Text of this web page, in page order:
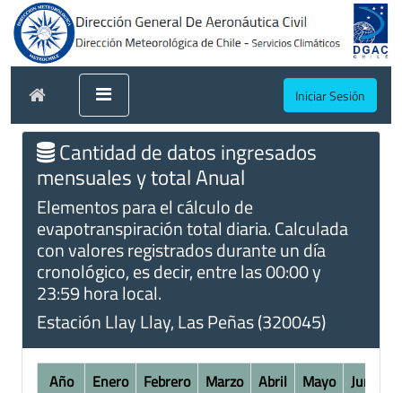
Iniciar Sesión
Cantidad de datos ingresados
mensuales y total Anual
Elementos para el cálculo de
evapotranspiración total diaria. Calculada
con valores registrados durante un día
cronológico, es decir, entre las 00:00 y
23:59 hora local.
Estación Llay Llay, Las Peñas (320045)
Año Enero Febrero Marzo Abril Mayo Junio